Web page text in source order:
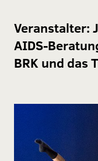
Veranstalter:
AIDS-
BRK und das